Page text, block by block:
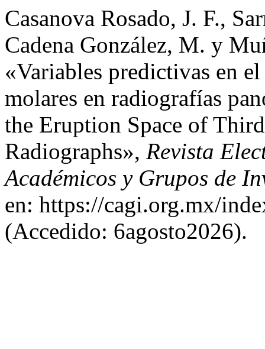
Casanova Rosado, J. F.,
Cadena González, M. y
«Variables predictivas en
molares en radiografías
the Eruption Space of
Radiographs», Revista
Académicos y Grupos de
en: https://cagi.org.mx/
(Accedido: 6agosto2026).